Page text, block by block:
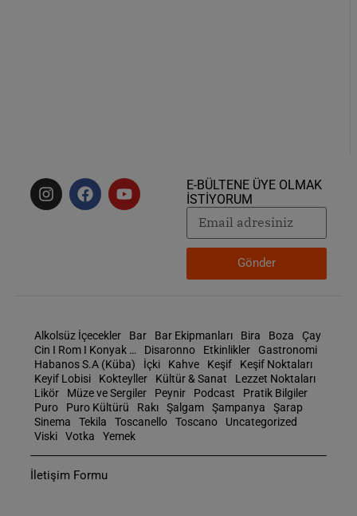
E-BÜLTENE ÜYE OLMAK
İSTİYORUM
Gönder
Alkolsüz İçecekler Bar Bar Ekipmanları Bira Boza
Çay
Cin I Rom I Konyak …
Disaronno Etkinlikler
Gastronomi
Habanos S.A (Küba)
İçki Kahve Keşif
Keşif Noktaları
Keyif Lobisi
Kokteyller Kültür & Sanat
Lezzet Noktaları
Likör
Müze ve Sergiler Peynir Podcast
Pratik Bilgiler
Puro
Puro Kültürü Rakı Şalgam Şampanya
Şarap
Sinema
Tekila Toscanello Toscano
Uncategorized
Viski
Votka Yemek
İletişim Formu